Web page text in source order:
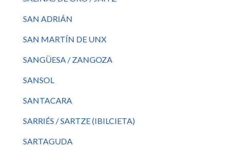
SAN ADRIÁN
SAN MARTÍN DE UNX
SANGÜESA / ZANGOZA
SANSOL
SANTACARA
SARRIÉS / SARTZE (IBILCIETA)
SARTAGUDA